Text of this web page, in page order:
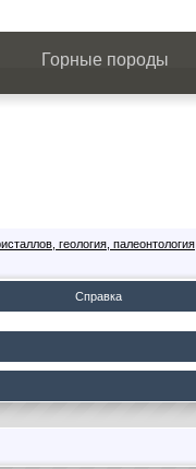
Горные породы
геология, палеонтология
Справка